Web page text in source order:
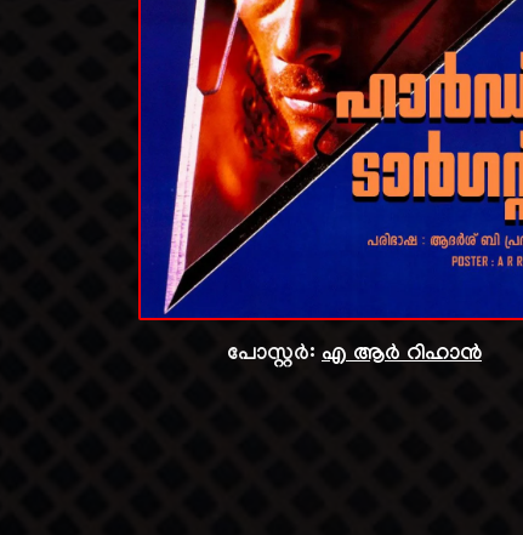
പോസ്റ്റർ: എ ആർ റിഹാൻ